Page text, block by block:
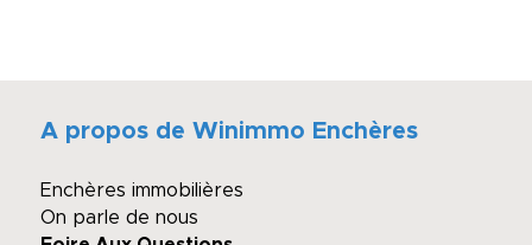
A propos de Winimmo Enchères
Enchères immobilières
On parle de nous